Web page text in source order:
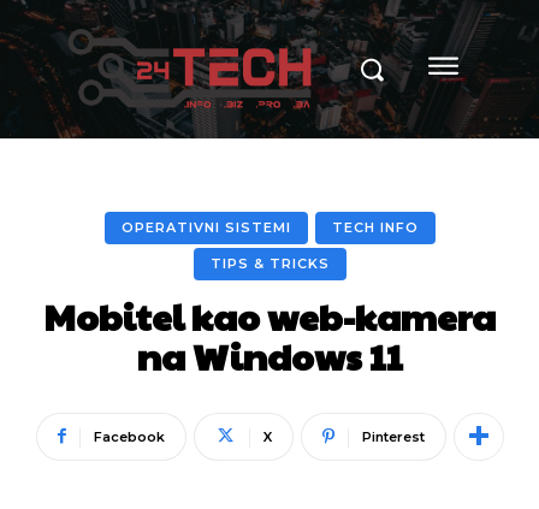
OPERATIVNI SISTEMI TECH INFO
TIPS & TRICKS
Mobitel kao web-kamera
na Windows 11
Facebook X Pinterest